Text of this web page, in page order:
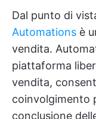
Dal punto di
Automations è
vendita.
piattaforma
vendita,
coinvolgimento
conclusione